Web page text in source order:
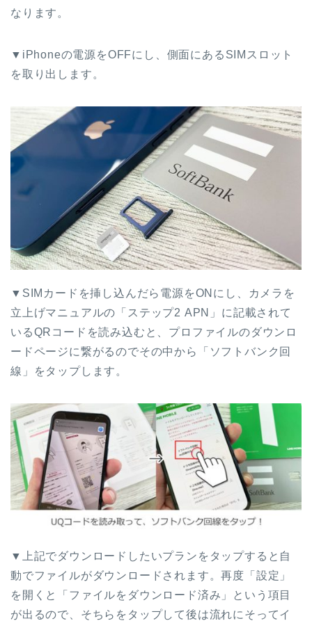
なります。
▼iPhoneの電源をOFFにし、側面にあるSIMスロット
を取り出します。
▼SIMカードを挿し込んだら電源をONにし、カメラを
立上げマニュアルの「ステップ2 APN」に記載されて
いるQRコードを読み込むと、プロファイルのダウンロ
ードページに繋がるのでその中から「ソフトバンク回
線」をタップします。
▼上記でダウンロードしたいプランをタップすると自
動でファイルがダウンロードされます。再度「設定」
を開くと「ファイルをダウンロード済み」という項目
が出るので、そちらをタップして後は流れにそってイ